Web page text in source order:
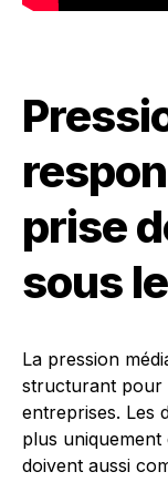
prise
sous
La pression
structurant pour
entreprises. Les
plus
doivent aussi